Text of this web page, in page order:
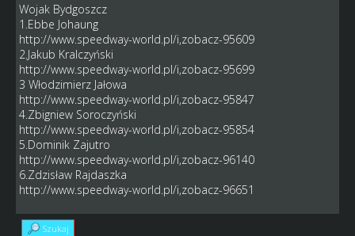
Wojak Bydgoszcz
1.Ebbe Johaung
http://www.speedway-world.pl/i,zobacz-95609
2.Jakub Kralczyński
http://www.speedway-world.pl/i,zobacz-95699
3 Włodzimierz Jałowa
http://www.speedway-world.pl/i,zobacz-95847
4.Zbigniew Soroczyński
http://www.speedway-world.pl/i,zobacz-95854
5.Dominik Zajutro
http://www.speedway-world.pl/i,zobacz-96140
6.Zdzisław Rajdaszka
http://www.speedway-world.pl/i,zobacz-96651
Szukaj